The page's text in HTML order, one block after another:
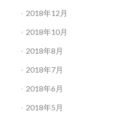
2018年12月
2018年10月
2018年8月
2018年7月
2018年6月
2018年5月